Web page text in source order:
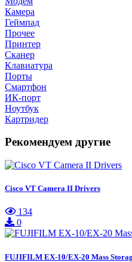
Камера
Геймпад
Прочее
Принтер
Сканер
Клавиатура
Порты
Смартфон
ИК-порт
Ноутбук
Картридер
Рекомендуем другие
Cisco VT Camera II Drivers
134
0
FUJIFILM EX-10/EX-20 Mass